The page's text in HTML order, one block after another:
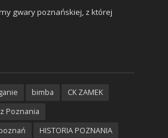
gwary poznańskiej, z której
bimba
CK ZAMEK
Poznania
HISTORIA POZNANIA